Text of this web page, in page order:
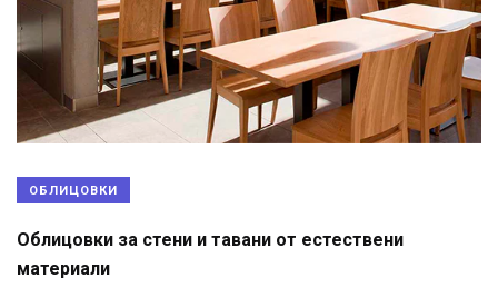
ОБЛИЦОВКИ
Облицовки за стени и тавани от естествени
материали